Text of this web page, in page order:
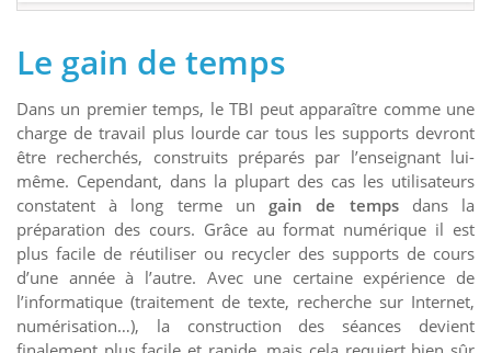
Le gain de temps
Dans un premier temps, le TBI peut apparaître comme une
charge de travail plus lourde car tous les supports devront
être recherchés, construits préparés par l’enseignant lui-
même. Cependant, dans la plupart des cas les utilisateurs
constatent à long terme ungain de tempsdans la
préparation des cours. Grâce au format numérique il est
plus facile de réutiliser ou recycler des supports de cours
d’une année à l’autre. Avec une certaine expérience de
l’informatique (traitement de texte, recherche sur Internet,
numérisation…), la construction des séances devient